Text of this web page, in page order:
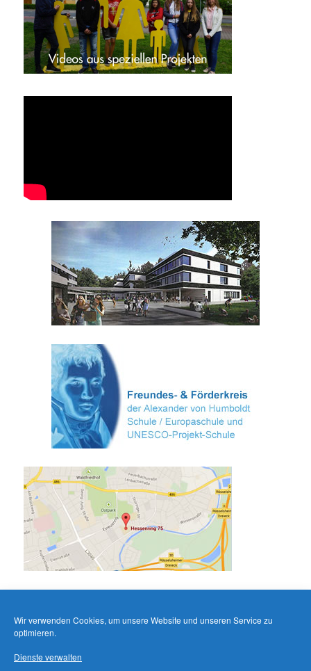
Wir verwenden Cookies, um unsere Website und unseren Service zu
optimieren.
Dienste verwalten